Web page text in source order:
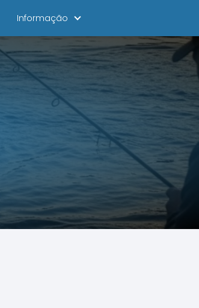
Informação